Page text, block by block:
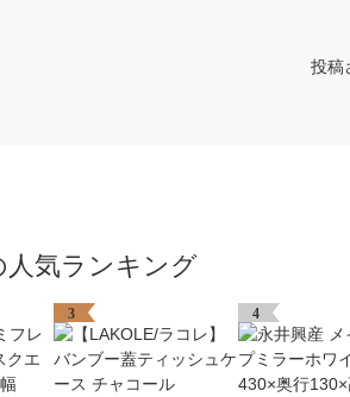
投稿
気ランキング
3 4